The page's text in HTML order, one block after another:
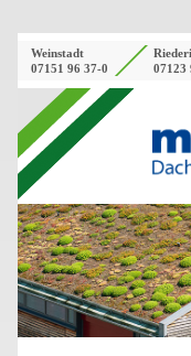
Weinstadt
07151 96 37-0
07123